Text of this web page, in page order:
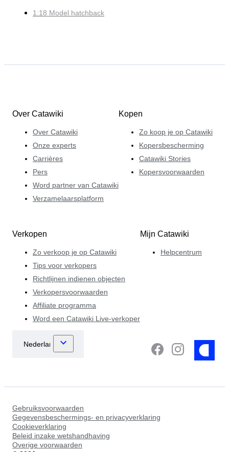
1:18 Model hatchback
Over Catawiki
Over Catawiki
Onze experts
Carrières
Pers
Word partner van Catawiki
Verzamelaarsplatform
Kopen
Zo koop je op Catawiki
Kopersbescherming
Catawiki Stories
Kopersvoorwaarden
Verkopen
Zo verkoop je op Catawiki
Tips voor verkopers
Richtlijnen indienen objecten
Verkopersvoorwaarden
Affiliate programma
Word een Catawiki Live-verkoper
Mijn Catawiki
Helpcentrum
Gebruiksvoorwaarden
Gegevensbeschermings- en privacyverklaring
Cookieverklaring
Beleid inzake wetshandhaving
Overige voorwaarden